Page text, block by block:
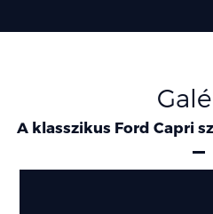
A klasszikus Ford Capri